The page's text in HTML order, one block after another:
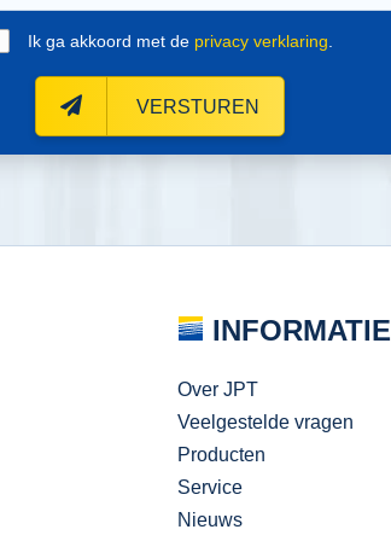
Ik ga akkoord met de privacy verklaring
VERSTUREN
INFORMATIE
Over JPT
Veelgestelde vragen
Producten
Service
Nieuws